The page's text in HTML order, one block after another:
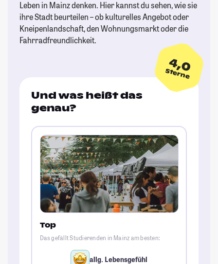
Leben in Mainz denken. Hier kannst du sehen, wie sie
ihre Stadt beurteilen – ob kulturelles Angebot oder
Kneipenlandschaft, den Wohnungsmarkt oder die
Fahrradfreundlichkeit.
4,0
Sterne
Und was heißt das
genau?
Top
Das gefällt Studierenden in Mainz am besten:
allg. Lebensgefühl